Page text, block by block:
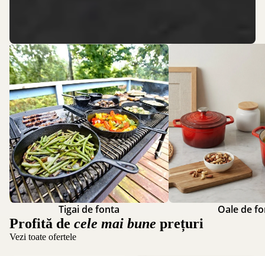
Tigai de fonta
Tigai de fonta
Oale de fontă
Oale de
Profită de cele mai bune prețuri
Vezi toate ofertele